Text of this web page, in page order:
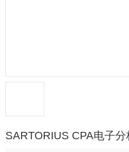
SARTORIUS CPA电子